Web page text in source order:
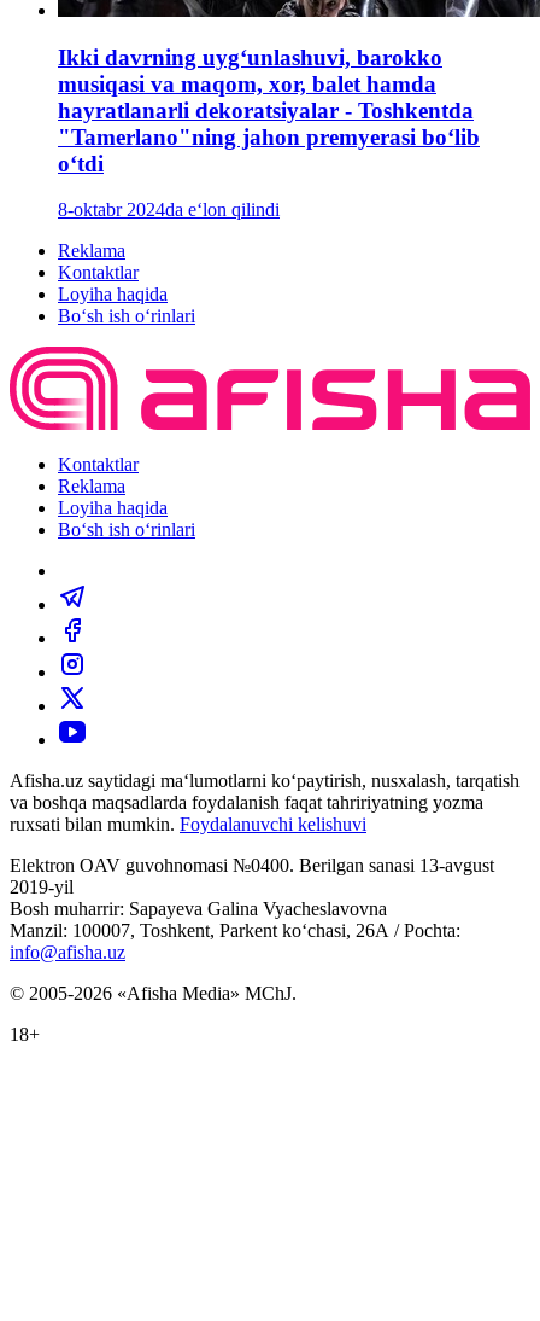
Ikki davrning uyg‘unlashuvi, barokko
musiqasi va maqom, xor, balet hamda
hayratlanarli dekoratsiyalar - Toshkentda
"Tamerlano"ning jahon premyerasi boʻlib
oʻtdi
8-oktabr 2024da e‘lon qilindi
Reklama
Kontaktlar
Loyiha haqida
Bo‘sh ish o‘rinlari
Kontaktlar
Reklama
Loyiha haqida
Bo‘sh ish o‘rinlari
Afisha.uz saytidagi ma‘lumotlarni ko‘paytirish, nusxalash, tarqatish
va boshqa maqsadlarda foydalanish faqat tahririyatning yozma
ruxsati bilan mumkin. Foydalanuvchi kelishuvi
Elektron OAV guvohnomasi №0400. Berilgan sanasi 13-avgust
2019-yil
Bosh muharrir: Sapayeva Galina Vyacheslavovna
Manzil: 100007, Toshkent, Parkent ko‘chasi, 26А / Pochta:
info@afisha.uz
© 2005-2026 «Afisha Media» MChJ.
18+